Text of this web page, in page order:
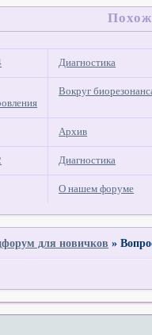
Диагностика
Вокруг
Архив
Диагностика
О нашем форуме
для новичков »